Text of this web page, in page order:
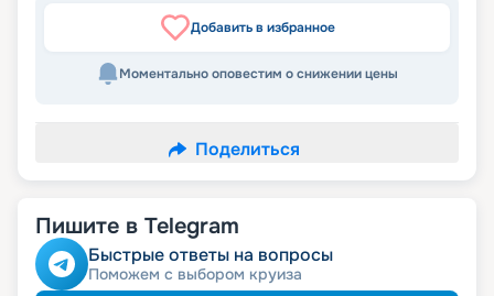
Добавить в избранное
Моментально оповестим о снижении цены
Поделиться
Пишите в Telegram
Быстрые ответы на вопросы
Поможем с выбором круиза